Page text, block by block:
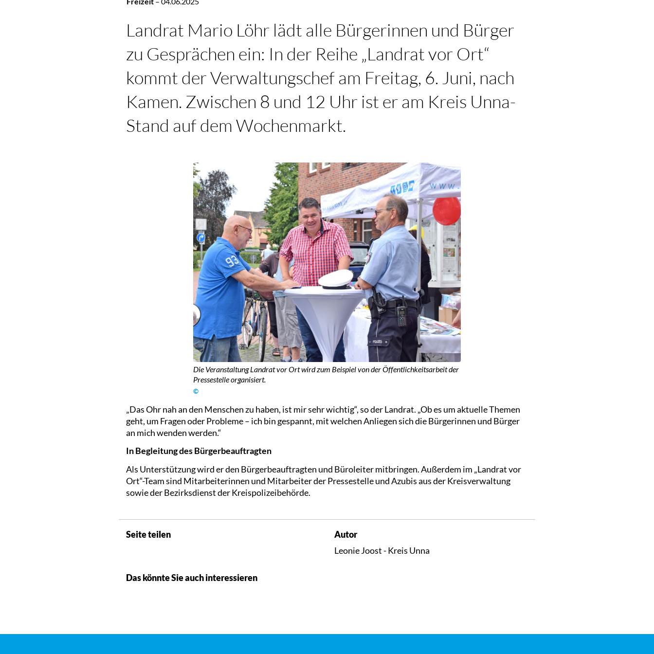
Landrat Mario Löhr lädt alle Bürgerinnen und Bürger
zu Gesprächen ein: In der Reihe „Landrat vor Ort“
kommt der Verwaltungschef am Freitag, 6. Juni, nach
Kamen. Zwischen 8 und 12 Uhr ist er am Kreis Unna-
Stand auf dem Wochenmarkt.
Die Veranstaltung Landrat vor Ort wird zum Beispiel von der Öffentlichkeitsarbeit der
Pressestelle organisiert.
©
„Das Ohr nah an den Menschen zu haben, ist mir sehr wichtig“, so der Landrat. „Ob es um aktuelle Themen
geht, um Fragen oder Probleme – ich bin gespannt, mit welchen Anliegen sich die Bürgerinnen und Bürger
an mich wenden werden.“
In Begleitung des Bürgerbeauftragten
Als Unterstützung wird er den Bürgerbeauftragten und Büroleiter mitbringen. Außerdem im „Landrat vor
Ort“-Team sind Mitarbeiterinnen und Mitarbeiter der Pressestelle und Azubis aus der Kreisverwaltung
sowie der Bezirksdienst der Kreispolizeibehörde.
Seite teilen
Autor
Leonie Joost - Kreis Unna
Das könnte Sie auch interessieren